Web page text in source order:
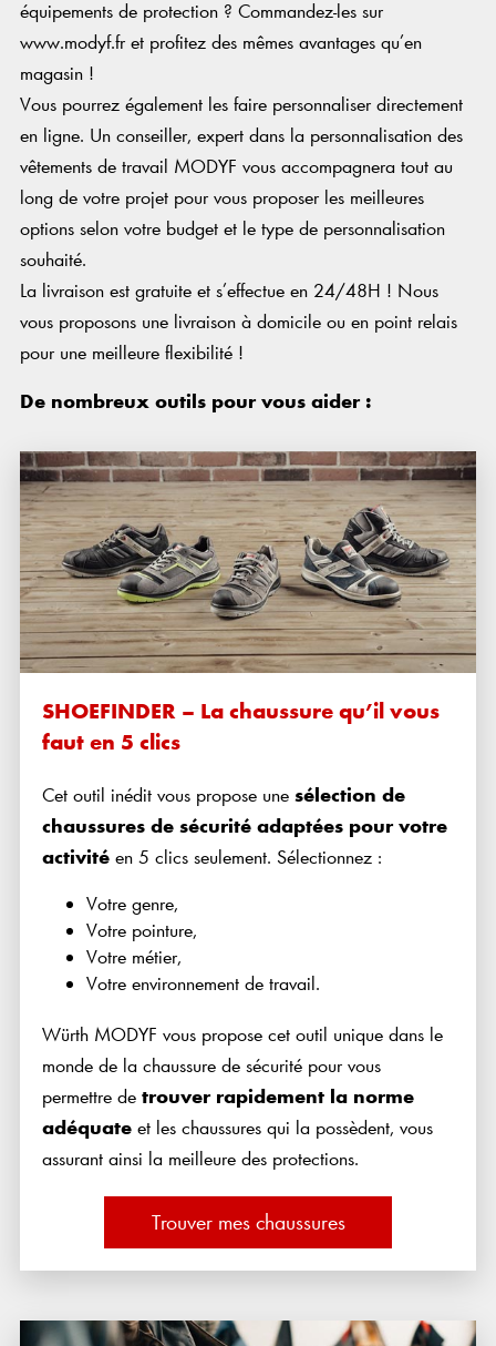
équipements de protection ? Commandez-les sur
www.modyf.fr et profitez des mêmes avantages qu’en
magasin !
Vous pourrez également les faire personnaliser directement
en ligne. Un conseiller, expert dans la personnalisation des
vêtements de travail MODYF vous accompagnera tout au
long de votre projet pour vous proposer les meilleures
options selon votre budget et le type de personnalisation
souhaité.
La livraison est gratuite et s’effectue en 24/48H ! Nous
vous proposons une livraison à domicile ou en point relais
pour une meilleure flexibilité !
De nombreux outils pour vous aider :
SHOEFINDER – La chaussure qu’il vous
faut en 5 clics
Cet outil inédit vous propose une sélection de
chaussures de sécurité adaptées pour votre
activité en 5 clics seulement. Sélectionnez :
Votre genre,
Votre pointure,
Votre métier,
Votre environnement de travail.
Würth MODYF vous propose cet outil unique dans le
monde de la chaussure de sécurité pour vous
permettre de trouver rapidement la norme
adéquate et les chaussures qui la possèdent, vous
assurant ainsi la meilleure des protections.
Trouver mes chaussures